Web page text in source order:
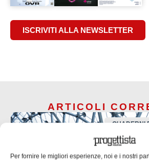
Per fornire le migliori esperienze, noi e i nostri
ISCRIVITI ALLA NEWSLETTER
ARTICOLI
QUADERNI